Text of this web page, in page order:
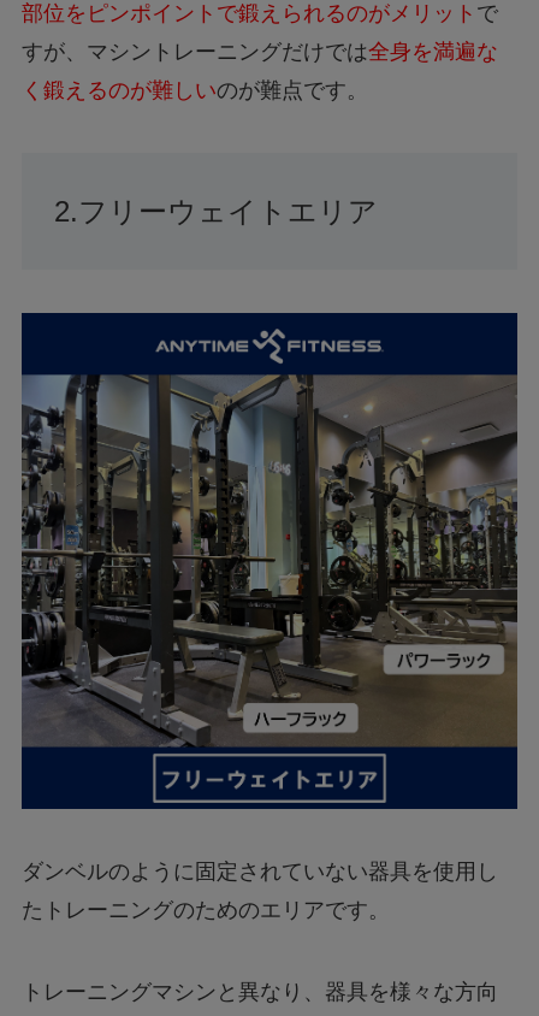
部位をピンポイントで鍛えられるのがメリット で
すが、マシントレーニングだけでは全身を満遍な
く鍛えるのが難しいのが難点です。
2.フリーウェイトエリア
ダンベルのように固定されていない器具を使用し
たトレーニングのためのエリアです。
トレーニングマシンと異なり、器具を様々な方向